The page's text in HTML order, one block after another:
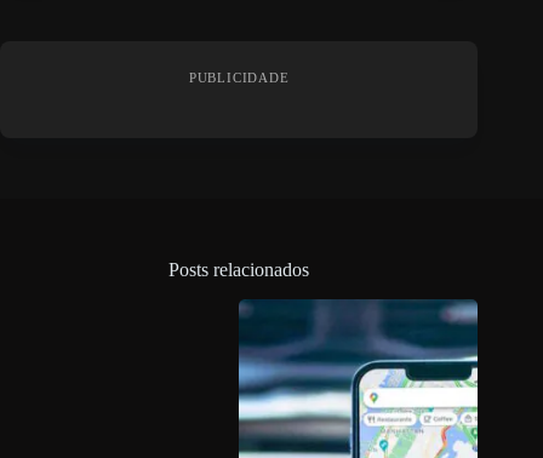
PUBLICIDADE
Posts relacionados